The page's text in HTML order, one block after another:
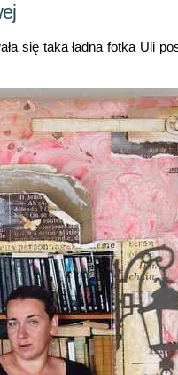
się taka ładna fotka Uli